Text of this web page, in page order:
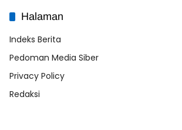
Halaman
Indeks Berita
Pedoman Media Siber
Privacy Policy
Redaksi